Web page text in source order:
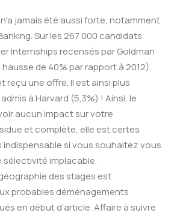
jamais été aussi forte, notamment
Sur les 267 000 candidats
Internships recensés par Goldman
de 40% par rapport à 2012),
reçu une offre. Il est ainsi plus
à Harvard (5,3%) ! Ainsi, le
aucun impact sur votre
et complète, elle est certes
indispensable si vous souhaitez vous
sélectivité implacable.
des stages est
probables déménagements
en début d’article. Affaire à suivre